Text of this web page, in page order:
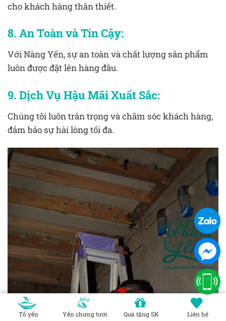
cho khách hàng thân thiết.
8. An Toàn và Tin Cậy:
Với Nàng Yến, sự an toàn và chất lượng sản phẩm
luôn được đặt lên hàng đầu.
9. Dịch Vụ Hậu Mãi Xuất Sắc:
Chúng tôi luôn trân trọng và chăm sóc khách hàng,
đảm bảo sự hài lòng tối đa.
Tổ yến Yến chưng tươi Quà tặng SK Liên hệ